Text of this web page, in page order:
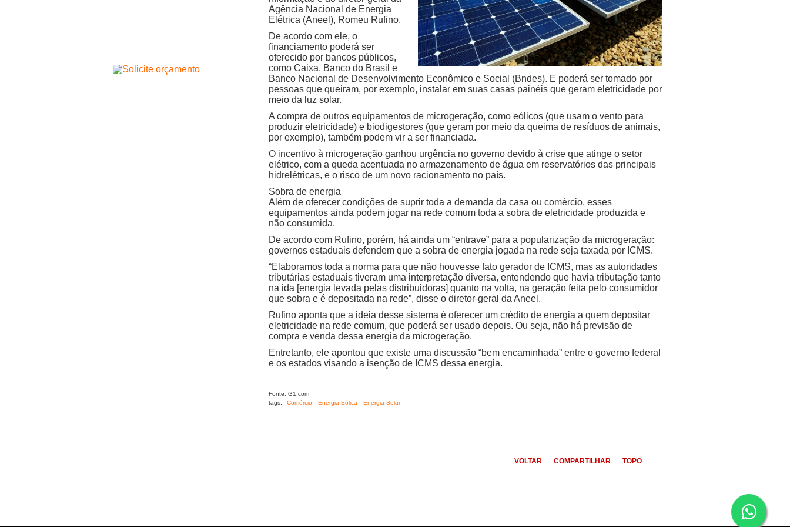
Agência Nacional de Energia
Elétrica (Aneel), Romeu Rufino.
De acordo com ele, o
financiamento poderá ser
oferecido por bancos públicos,
como Caixa, Banco do Brasil e
Banco Nacional de Desenvolvimento Econômico e Social (Bndes). E poderá ser tomado por
pessoas que queiram, por exemplo, instalar em suas casas painéis que geram eletricidade por
meio da luz solar.
A compra de outros equipamentos de microgeração, como eólicos (que usam o vento para
produzir eletricidade) e biodigestores (que geram por meio da queima de resíduos de animais,
por exemplo), também podem vir a ser financiada.
O incentivo à microgeração ganhou urgência no governo devido à crise que atinge o setor
elétrico, com a queda acentuada no armazenamento de água em reservatórios das principais
hidrelétricas, e o risco de um novo racionamento no país.
Sobra de energia
Além de oferecer condições de suprir toda a demanda da casa ou comércio, esses
equipamentos ainda podem jogar na rede comum toda a sobra de eletricidade produzida e
não consumida.
De acordo com Rufino, porém, há ainda um “entrave” para a popularização da microgeração:
governos estaduais defendem que a sobra de energia jogada na rede seja taxada por ICMS.
“Elaboramos toda a norma para que não houvesse fato gerador de ICMS, mas as autoridades
tributárias estaduais tiveram uma interpretação diversa, entendendo que havia tributação tanto
na ida [energia levada pelas distribuidoras] quanto na volta, na geração feita pelo consumidor
que sobra e é depositada na rede”, disse o diretor-geral da Aneel.
Rufino aponta que a ideia desse sistema é oferecer um crédito de energia a quem depositar
eletricidade na rede comum, que poderá ser usado depois. Ou seja, não há previsão de
compra e venda dessa energia da microgeração.
Entretanto, ele apontou que existe uma discussão “bem encaminhada” entre o governo federal
e os estados visando a isenção de ICMS dessa energia.
Fonte: G1.com
tags:
Comércio Energia Eólica Energia Solar
VOLTAR COMPARTILHAR TOPO